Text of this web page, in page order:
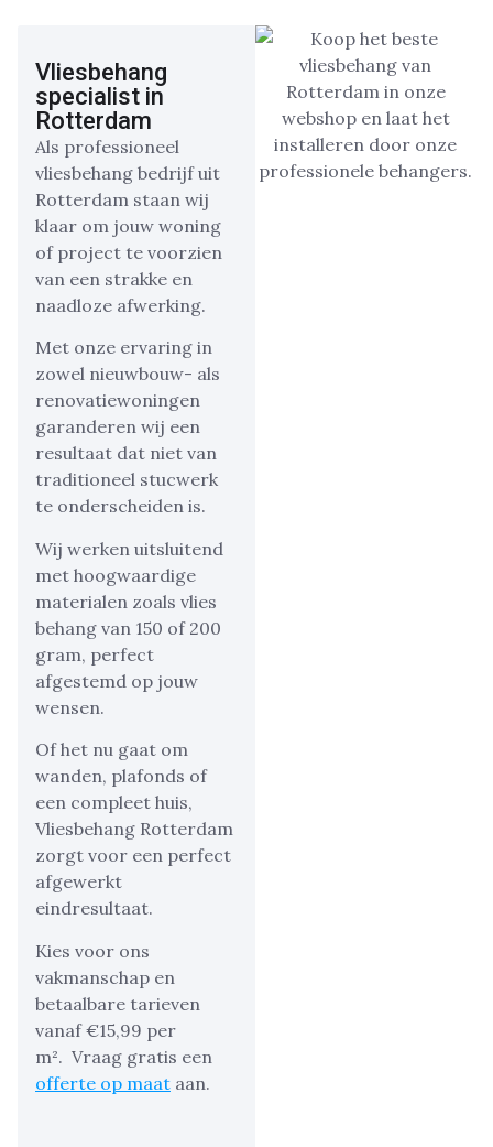
Vliesbehang
specialist in
Rotterdam
Als professioneel
vliesbehang bedrijf uit
Rotterdam staan wij
klaar om jouw woning
of project te voorzien
van een strakke en
naadloze afwerking.
Met onze ervaring in
zowel nieuwbouw- als
renovatiewoningen
garanderen wij een
resultaat dat niet van
traditioneel stucwerk
te onderscheiden is.
Wij werken uitsluitend
met hoogwaardige
materialen zoals vlies
behang van 150 of 200
gram, perfect
afgestemd op jouw
wensen.
Of het nu gaat om
wanden, plafonds of
een compleet huis,
Vliesbehang Rotterdam
zorgt voor een perfect
afgewerkt
eindresultaat.
Kies voor ons
vakmanschap en
betaalbare tarieven
vanaf €15,99 per
m². Vraag gratis een
offerte op maat aan.